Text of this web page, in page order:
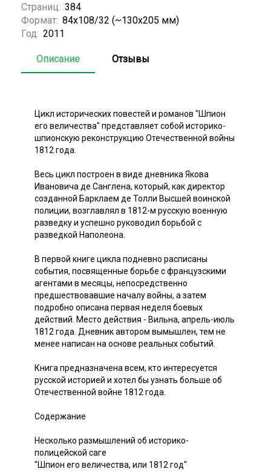
Страниц: 384
Формат: 84x108/32 (~130х205 мм)
Год: 2011
Описание Отзывы
Цикл исторических повестей и романов "Шпион
его величества" представляет собой историко-
шпионскую реконструкцию Отечественной войны
1812 года.
Весь цикл построен в виде дневника Якова
Ивановича де Санглена, который, как директор
созданной Барклаем де Толли Высшей воинской
полиции, возглавлял в 1812-м русскую военную
разведку и успешно руководил борьбой с
разведкой Наполеона.
В первой книге цикла подневно расписаны
события, посвященные борьбе с французскими
агентами в месяцы, непосредственно
предшествовавшие началу войны, а затем
подробно описана первая неделя боевых
действий. Место действия - Вильна, апрель-июль
1812 года. Дневник автором вымышлен, тем не
менее написан на основе реальных событий.
Книга предназначена всем, кто интересуется
русской историей и хотел бы узнать больше об
Отечественной войне 1812 года.
Содержание
Несколько размышлений об историко-
полицейской саге
"Шпион его величества, или 1812 год"